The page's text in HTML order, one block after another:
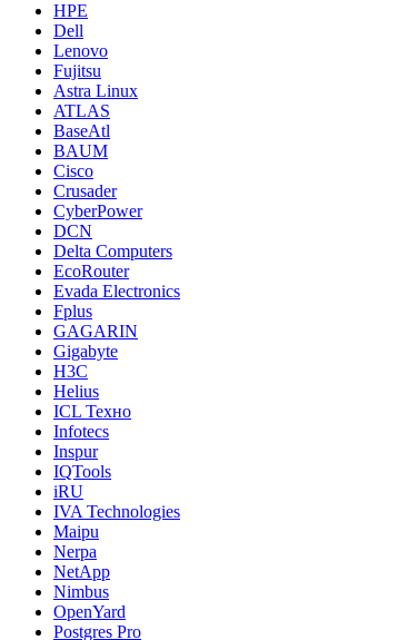
HPE
Dell
Lenovo
Fujitsu
Astra Linux
ATLAS
BaseAtl
BAUM
Cisco
Crusader
CyberPower
DCN
Delta Computers
EcoRouter
Evada Electronics
Fplus
GAGARIN
Gigabyte
H3C
Helius
ICL Техно
Infotecs
Inspur
IQTools
iRU
IVA Technologies
Maipu
Nerpa
NetApp
Nimbus
OpenYard
Postgres Pro